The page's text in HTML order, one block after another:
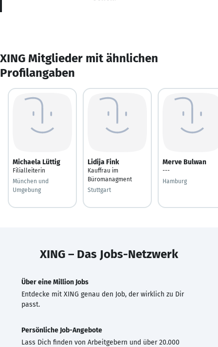
XING Mitglieder mit ähnlichen
Profilangaben
Michaela Lüttig
Filialleiterin
München und
Umgebung
Lidija Fink
Kauffrau im
Büromanagment
Stuttgart
Merve Bulwan
---
Hamburg
XING – Das Jobs-Netzwerk
Über eine Million Jobs
Entdecke mit XING genau den Job, der wirklich zu Dir
passt.
Persönliche Job-Angebote
Lass Dich finden von Arbeitgebern und über 20.000